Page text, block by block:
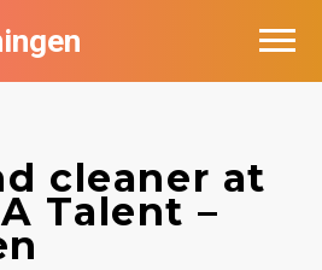
cleaner at
Talent –